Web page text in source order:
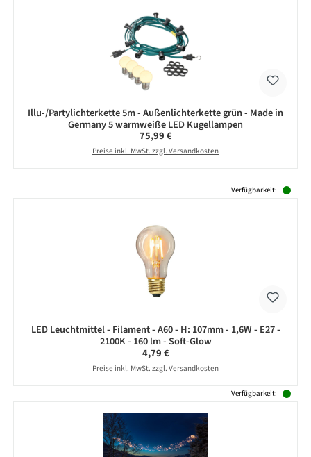
Illu-/Partylichterkette 5m - Außenlichterkette grün - Made in
Germany 5 warmweiße LED Kugellampen
Regulärer Preis:
75,99 €
Preise inkl. MwSt. zzgl. Versandkosten
Verfügbarkeit:
LED Leuchtmittel - Filament - A60 - H: 107mm - 1,6W - E27 -
2100K - 160 lm - Soft-Glow
Regulärer Preis:
4,79 €
Preise inkl. MwSt. zzgl. Versandkosten
Verfügbarkeit: